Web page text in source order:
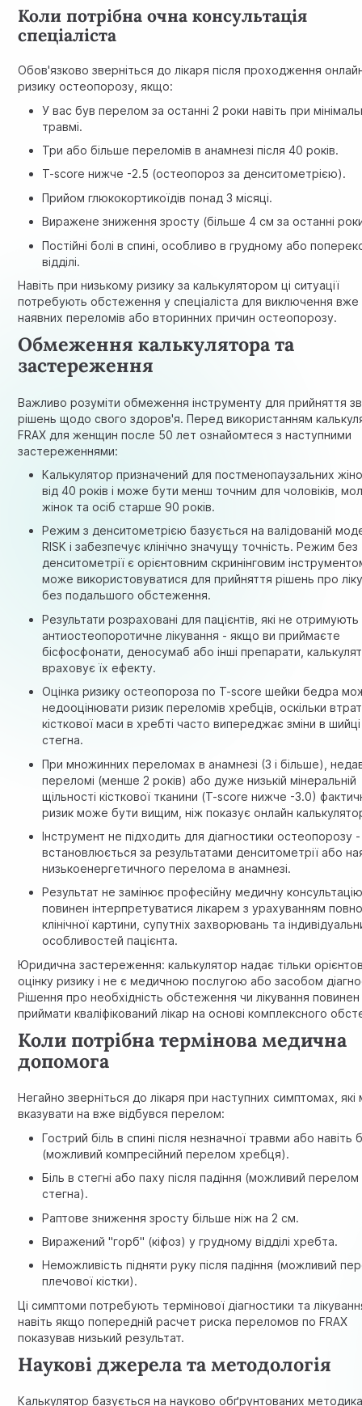
Коли потрібна очна консультація
спеціаліста
Обов'язково зверніться до лікаря після проходження
ризику остеопорозу, якщо:
У вас був перелом за останні 2 роки навіть при
травмі.
Три або більше переломів в анамнезі після 40 років.
T-score нижче -2.5 (остеопороз за денситометрією).
Прийом глюкокортикоїдів понад 3 місяці.
Виражене зниження зросту (більше 4 см за останні
Постійні болі в спині, особливо в грудному або
відділі.
Навіть при низькому ризику за калькулятором ці ситуації
потребують обстеження у спеціаліста для виключення вже
наявних переломів або вторинних причин остеопорозу.
Обмеження калькулятора та
застереження
Важливо розуміти обмеження інструменту для прийняття
рішень щодо свого здоров'я. Перед використанням
FRAX для женщин после 50 лет ознайомтеся з наступними
застереженнями:
Калькулятор призначений для постменопаузальних
від 40 років і може бути менш точним для чоловіків,
жінок та осіб старше 90 років.
Режим з денситометрією базується на валідованій
RISK і забезпечує клінічно значущу точність. Режим без
денситометрії є орієнтовним скринінговим
може використовуватися для прийняття рішень про
без подальшого обстеження.
Результати розраховані для пацієнтів, які не отримують
антиостеопоротичне лікування - якщо ви приймаєте
бісфосфонати, деносумаб або інші препарати,
враховує їх ефекту.
Оцінка ризику остеопороза по T-score шейки бедра
недооцінювати ризик переломів хребців, оскільки
кісткової маси в хребті часто випереджає зміни в шийці
стегна.
При множинних переломах в анамнезі (3 і більше),
переломі (менше 2 років) або дуже низькій мінеральній
щільності кісткової тканини (T-score нижче -3.0)
ризик може бути вищим, ніж показує онлайн
Інструмент не підходить для діагностики остеопорозу -
встановлюється за результатами денситометрії або
низькоенергетичного перелома в анамнезі.
Результат не замінює професійну медичну консультацію
повинен інтерпретуватися лікарем з урахуванням
клінічної картини, супутніх захворювань та
особливостей пацієнта.
Юридична застереження: калькулятор надає тільки
оцінку ризику і не є медичною послугою або засобом
Рішення про необхідність обстеження чи лікування повинен
приймати кваліфікований лікар на основі комплексного
Коли потрібна термінова медична
допомога
Негайно зверніться до лікаря при наступних симптомах,
вказувати на вже відбувся перелом:
Гострийбіль в спині після незначної травми або навіть
(можливий компресійний перелом хребця).
Біль в стегні або паху після падіння (можливий
стегна).
Раптове зниження зросту більше ніж на 2 см.
Виражений "горб" (кіфоз) у грудному відділі хребта.
Неможливість підняти руку після падіння (можливий
плечової кістки).
Ці симптоми потребують термінової діагностики та
навіть якщо попередній расчет риска переломов по FRAX
показував низький результат.
Наукові джерела та методологія
Калькулятор базується на науково обґрунтованих